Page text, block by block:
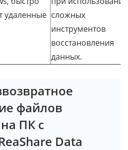
удаленные сложных
инструментов
восстановления
данных.
файлов
ПК с
Data